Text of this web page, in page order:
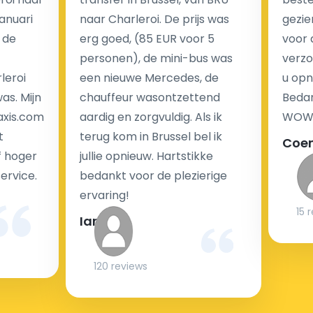
nachtrit.
We hebben geen ophaaltarief of extra kosten voor
wachttijd als uw vlucht vertraging heeft.
Kijk op onze website voor meer informatie over uw
transferkosten. Ons boekingsformulier bevat alle
mogelijke extra's die u kunt kiezen en de prijs die u
krijgt is transparant voor een passagier en een
chauffeur.
Kan taxi transfer bij aankomst op de luchthaven
gereserveerd worden?
Onze luchthaven transfer service is gebaseerd op
Mijn
hoger
naar Charleroi. De prijs was
erg goed, (85 EUR voor 5
personen), de mini-bus was
een nieuwe Mercedes, de
chauffeur wasontzettend
aardig en zorgvuldig. Als ik
terug kom in Brussel bel ik
jullie opnieuw. Hartstikke
bedankt voor de plezierige
ervaring!
Ian
120 reviews
voor
u
15